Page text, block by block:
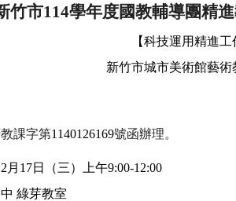
竹市114學年度國教輔導團精
【科技運用精進工
新竹市城市美術館藝術
課字第1140126169號函辦理。
月 17日（三）上午9:00-12:00
綠芽教室